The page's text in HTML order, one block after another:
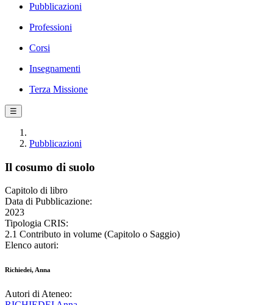
Pubblicazioni
Professioni
Corsi
Insegnamenti
Terza Missione
☰
Pubblicazioni
Il cosumo di suolo
Capitolo di libro
Data di Pubblicazione:
2023
Tipologia CRIS:
2.1 Contributo in volume (Capitolo o Saggio)
Elenco autori:
Richiedei, Anna
Autori di Ateneo: